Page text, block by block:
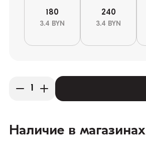
180
3.4 BYN
240
3.4 BYN
Наличие в магазинах